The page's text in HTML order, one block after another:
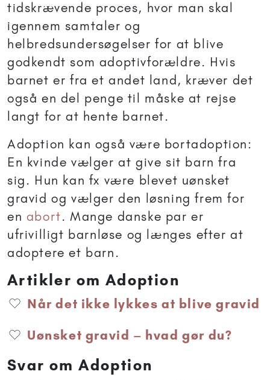
tidskrævende proces, hvor man skal
igennem samtaler og
helbredsundersøgelser for at blive
godkendt som adoptivforældre. Hvis
barnet er fra et andet land, kræver det
også en del penge til måske at rejse
langt for at hente barnet.
Adoption kan også være bortadoption:
En kvinde vælger at give sit barn fra
sig. Hun kan fx være blevet uønsket
gravid og vælger den løsning frem for
en abort. Mange danske par er
ufrivilligt barnløse og længes efter at
adoptere et barn.
Artikler om Adoption
Når det ikke lykkes at blive gravid
Uønsket gravid – hvad gør du?
Svar om Adoption